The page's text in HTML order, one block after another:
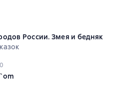
России. Змея и бедняк
рейтинг 0 на основе 0 оценок
0